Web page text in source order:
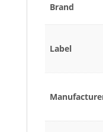
Brand
Label